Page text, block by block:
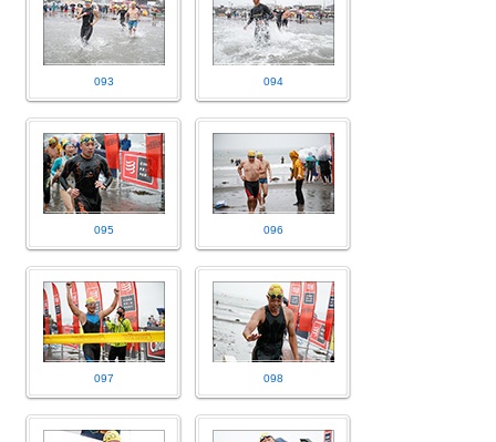
093 094
095 096
097 098